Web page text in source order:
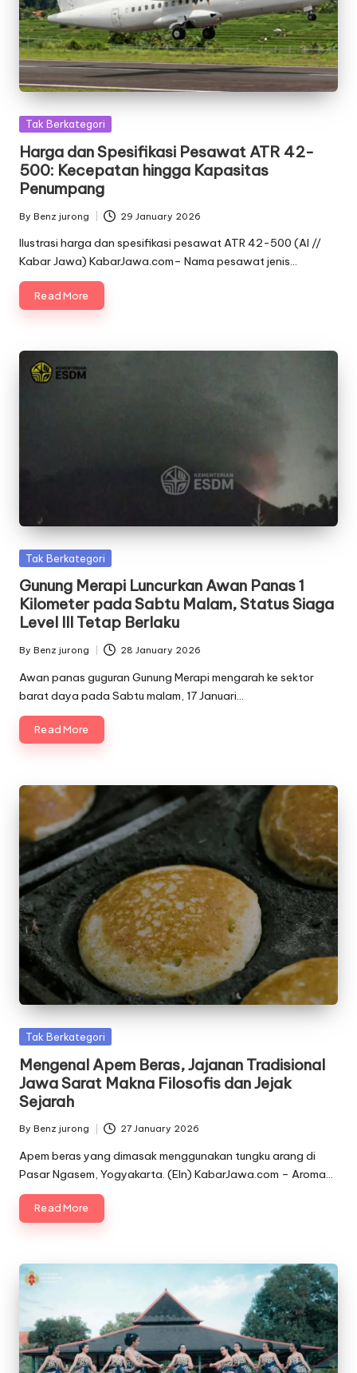
Posted
Tak Berkategori
Harga dan Spesifikasi Pesawat ATR 42-
500: Kecepatan hingga Kapasitas
Penumpang
Posted
by
By Benz jurong 29 January 2026
Ilustrasi harga dan spesifikasi pesawat ATR 42-500 (AI //
Kabar Jawa) KabarJawa.com– Nama pesawat jenis…
Read More
Posted
Tak Berkategori
Gunung Merapi Luncurkan Awan Panas 1
Kilometer pada Sabtu Malam, Status Siaga
Level III Tetap Berlaku
Posted
by
By Benz jurong 28 January 2026
Awan panas guguran Gunung Merapi mengarah ke sektor
barat daya pada Sabtu malam, 17 Januari…
Read More
Posted
Tak Berkategori
Mengenal Apem Beras, Jajanan Tradisional
Jawa Sarat Makna Filosofis dan Jejak
Sejarah
Posted
by
By Benz jurong 27 January 2026
Apem beras yang dimasak menggunakan tungku arang di
Pasar Ngasem, Yogyakarta. (Eln) KabarJawa.com – Aroma…
Read More